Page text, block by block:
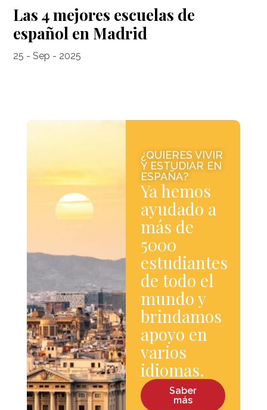
Las 4 mejores escuelas de
español en Madrid
25 - Sep - 2025
¿QUIERES VIVIR
Y ESTUDIAR EN
ESPAÑA?
Ya hemos
ayudado a
más de
5000
estudiantes
de todo el
mundo y
brindamos
apoyo en
varios
idiomas.
Saber
más